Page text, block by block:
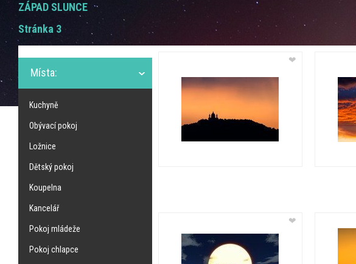
ZÁPAD SLUNCE
Stránka 3
Místa:
Kuchyně
Obývací pokoj
Ložnice
Dětský pokoj
Koupelna
Kancelář
Pokoj mládeže
Pokoj chlapce
❤
❤